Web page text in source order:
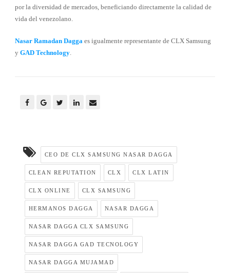
por la diversidad de mercados, beneficiando directamente la calidad de
vida del venezolano.
Nasar Ramadan Daggaes igualmente representante de CLX Samsung
y GAD Technology.
CEO DE CLX SAMSUNG NASAR DAGGA
CLEAN REPUTATION CLX CLX LATIN
CLX ONLINE CLX SAMSUNG
HERMANOS DAGGA NASAR DAGGA
NASAR DAGGA CLX SAMSUNG
NASAR DAGGA GAD TECNOLOGY
NASAR DAGGA MUJAMAD